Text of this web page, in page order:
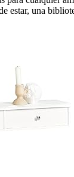
estar, una